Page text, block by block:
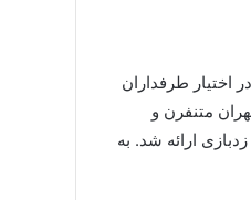
از دیگر آلبوم های سهراب ام جی می توان به زاخار اصلی اشاره کرد. این آلبوم نیز در سال 2020 در اختیار طرفداران
متنفرن و
ارائه شد. به